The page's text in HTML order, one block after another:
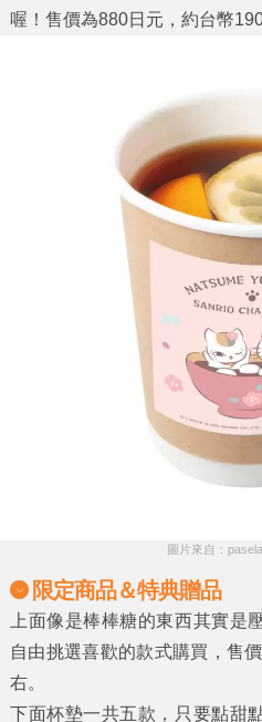
喔！售價為880日元，約台幣
圖片來自：
限定商品＆特典贈品
上面像是棒棒糖的東西其實是
自由挑選喜歡的款式購買，售
右。
下面杯墊一共五款，只要點甜